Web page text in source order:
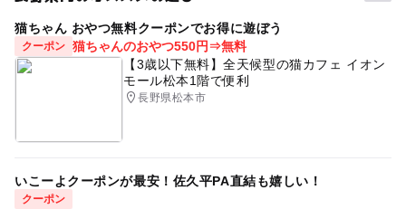
猫ちゃん おやつ無料クーポンでお得に遊ぼう
クーポン 猫ちゃんのおやつ550円⇒無料
【3歳以下無料】全天候型の猫カフェ イオン
モール松本1階で便利
長野県松本市
いこーよクーポンが最安！佐久平PA直結も嬉しい！
クーポン